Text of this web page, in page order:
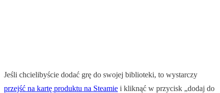
Jeśli chcielibyście dodać grę do swojej biblioteki, to wystarczy
przejść na kartę produktu na Steamie i kliknąć w przycisk „dodaj do